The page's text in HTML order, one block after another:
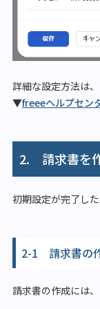
詳細な設定方法は
▼freeeヘルプセン
2. 請求書を
初期設定が完了し
2-1 請求書の
請求書の作成には、